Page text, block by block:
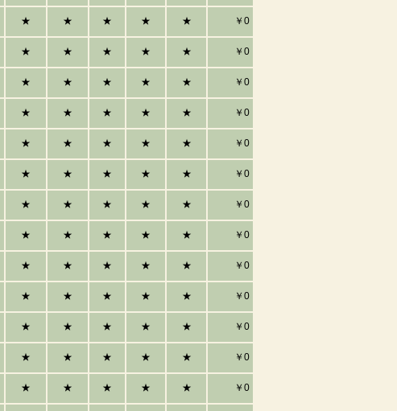
★ ★ ★ ★ ★ ￥0
★ ★ ★ ★ ★ ￥0
★ ★ ★ ★ ★ ￥0
★ ★ ★ ★ ★ ￥0
★ ★ ★ ★ ★ ￥0
★ ★ ★ ★ ★ ￥0
★ ★ ★ ★ ★ ￥0
★ ★ ★ ★ ★ ￥0
★ ★ ★ ★ ★ ￥0
★ ★ ★ ★ ★ ￥0
★ ★ ★ ★ ★ ￥0
★ ★ ★ ★ ★ ￥0
★ ★ ★ ★ ★ ￥0